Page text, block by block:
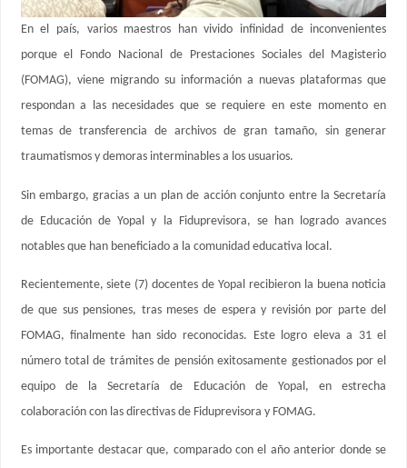
En el país, varios maestros han vivido infinidad de inconvenientes
porque el Fondo Nacional de Prestaciones Sociales del Magisterio
(FOMAG), viene migrando su información a nuevas plataformas que
respondan a las necesidades que se requiere en este momento en
temas de transferencia de archivos de gran tamaño, sin generar
traumatismos y demoras interminables a los usuarios.
Sin embargo, gracias a un plan de acción conjunto entre la Secretaría
de Educación de Yopal y la Fiduprevisora, se han logrado avances
notables que han beneficiado a la comunidad educativa local.
Recientemente, siete (7) docentes de Yopal recibieron la buena noticia
de que sus pensiones, tras meses de espera y revisión por parte del
FOMAG, finalmente han sido reconocidas. Este logro eleva a 31 el
número total de trámites de pensión exitosamente gestionados por el
equipo de la Secretaría de Educación de Yopal, en estrecha
colaboración con las directivas de Fiduprevisora y FOMAG.
Es importante destacar que, comparado con el año anterior donde se